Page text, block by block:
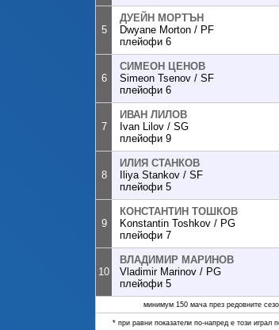
5
ДУЕЙН МОРТЪН
Dwyane Morton / PF
плейофи 6
6
СИМЕОН ЦЕНОВ
Simeon Tsenov / SF
плейофи 6
7
ИВАН ЛИЛОВ
Ivan Lilov / SG
плейофи 9
8
ИЛИЯ СТАНКОВ
Iliya Stankov / SF
плейофи 5
9
КОНСТАНТИН ТОШКОВ
Konstantin Toshkov / PG
плейофи 7
10
ВЛАДИМИР МАРИНОВ
Vladimir Marinov / PG
плейофи 5
минимум 150 мача през редовните
* при равни показатели по-напред е този